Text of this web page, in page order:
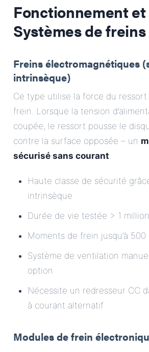
Fonctionnement
Systèmes de
Freins électromagnétiques
intrinsèque)
Ce type utilise la force du
frein. Lorsque la tension
coupée, le ressort pousse le
contre la surface opposée – un
sécurisé sans courant.
Haute classe de sécurité
intrinsèque
Durée de vie testée > 1
Moments de frein jusqu’à 500
Système de ventilation
option
Nécessite un redresseur CC
à courant alternatif
Modules de frein